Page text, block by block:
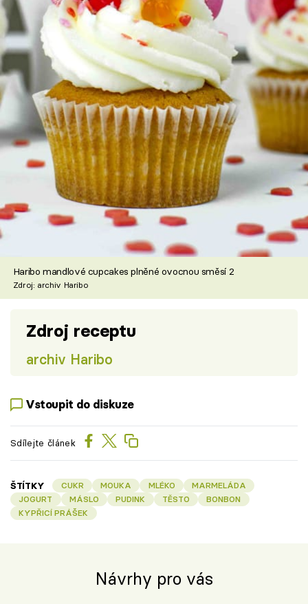
Haribo mandlové cupcakes plněné ovocnou směsí 2
Zdroj: archiv Haribo
Zdroj receptu
archiv Haribo
Vstoupit do diskuze
Sdílejte článek
ŠTÍTKY CUKR MOUKA MLÉKO
MARMELÁDA
JOGURT
MÁSLO PUDINK TĚSTO
BONBON
KYPŘICÍ PRÁŠEK
Návrhy pro vás